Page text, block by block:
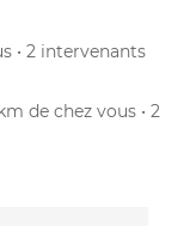
• 2 intervenants
km de chez vous • 2